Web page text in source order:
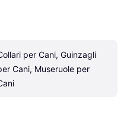
per Cani, Guinzagli
Cani, Museruole per